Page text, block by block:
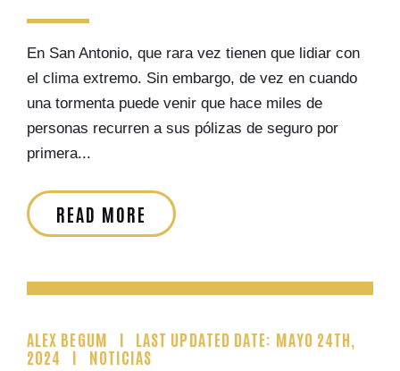
En San Antonio, que rara vez tienen que lidiar con
el clima extremo. Sin embargo, de vez en cuando
una tormenta puede venir que hace miles de
personas recurren a sus pólizas de seguro por
primera...
READ MORE
ALEX BEGUM
LAST UPDATED DATE: MAYO 24TH,
2024
NOTICIAS